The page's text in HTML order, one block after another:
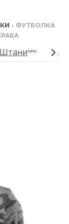
› ФУТБОЛКА
Штаниnew